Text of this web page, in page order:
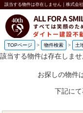
該当する物件は存在しません｜株式会
TOPページ > 物件検索 > 土
該当する物件は存在しませ
お探しの物件
下記にて